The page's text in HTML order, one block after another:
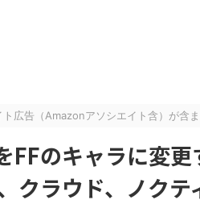
広告（Amazonアソシエイト含）が含ま
FFのキャラに変
クラウド、ノクテ